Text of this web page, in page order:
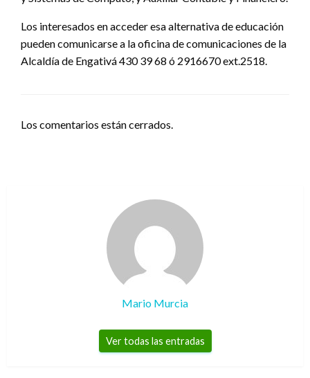
Los interesados en acceder esa alternativa de educación
pueden comunicarse a la oficina de comunicaciones de la
Alcaldía de Engativá 430 39 68 ó 2916670 ext.2518.
Los comentarios están cerrados.
Mario Murcia
Ver todas las entradas